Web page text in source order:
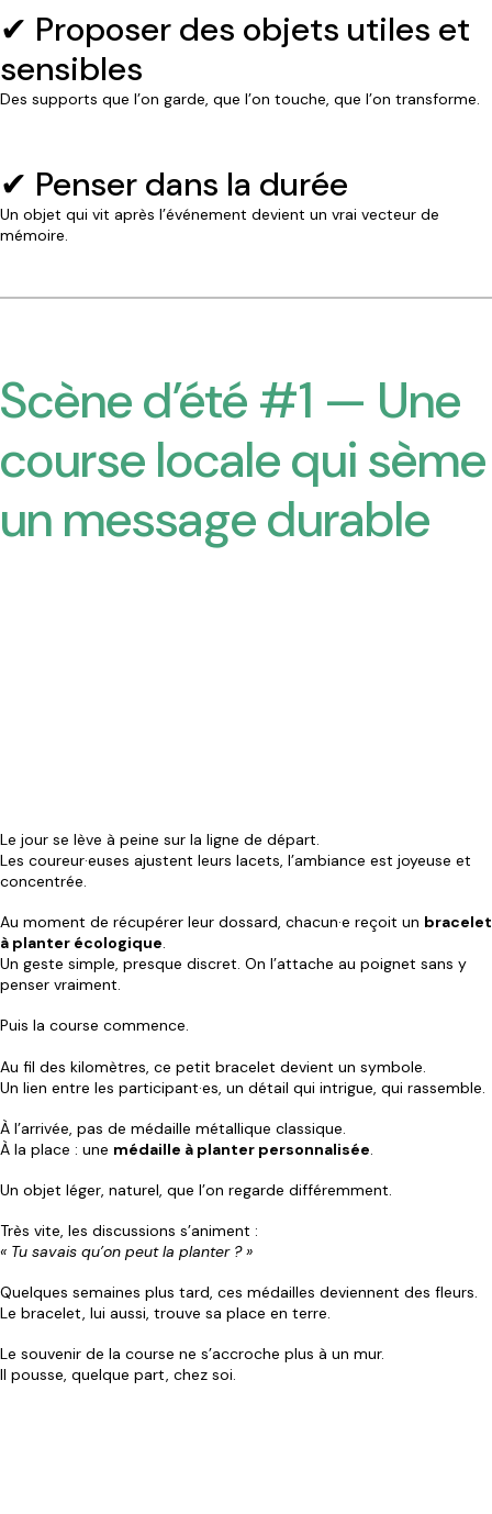
✔ Proposer des objets utiles et
sensibles
Des supports que l’on garde, que l’on touche, que l’on transforme.
✔ Penser dans la durée
Un objet qui vit après l’événement devient un vrai vecteur de
mémoire.
Scène d’été #1 — Une
course locale qui sème
un message durable
Le jour se lève à peine sur la ligne de départ.
Les coureur·euses ajustent leurs lacets, l’ambiance est joyeuse et
concentrée.
Au moment de récupérer leur dossard, chacun·e reçoit un bracelet
à planter écologique.
Un geste simple, presque discret. On l’attache au poignet sans y
penser vraiment.
Puis la course commence.
Au fil des kilomètres, ce petit bracelet devient un symbole.
Un lien entre les participant·es, un détail qui intrigue, qui rassemble.
À l’arrivée, pas de médaille métallique classique.
À la place : une médaille à planter personnalisée.
Un objet léger, naturel, que l’on regarde différemment.
Très vite, les discussions s’animent :
« Tu savais qu’on peut la planter ? »
Quelques semaines plus tard, ces médailles deviennent des fleurs.
Le bracelet, lui aussi, trouve sa place en terre.
Le souvenir de la course ne s’accroche plus à un mur.
Il pousse, quelque part, chez soi.